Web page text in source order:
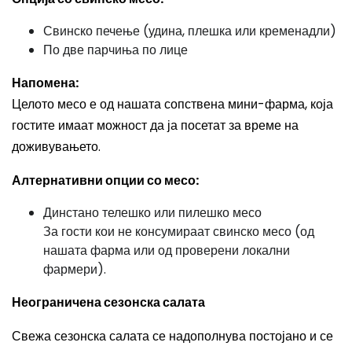
Свинско печење (удина, плешка или кременадли)
По две парчиња по лице
Напомена:
Целото месо е од нашата сопствена мини-фарма, која
гостите имаат можност да ја посетат за време на
доживувањето.
Алтернативни опции со месо:
Динстано телешко или пилешко месо
За гости кои не консумираат свинско месо (од
нашата фарма или од проверени локални
фармери).
Неограничена сезонска салата
Свежа сезонска салата се надополнува постојано и се